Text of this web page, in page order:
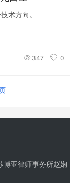
术方向。
347 0
博亚律师事务所赵娴